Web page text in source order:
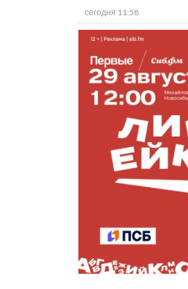
сегодня 11:58